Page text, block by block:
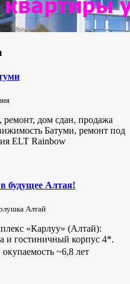
дом сдан, продажа
Батуми, ремонт под
ELT Rainbow
будущее Алтая!
Алтай
«Карлуу» (Алтай):
и гостиничный корпус 4*.
~6,8 лет